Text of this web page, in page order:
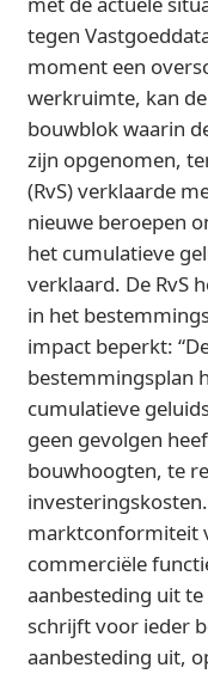
tegen
moment een
werkruimte, kan
bouwblok waarin
zijn opgenomen,
(RvS) verklaarde
nieuwe beroepen
het cumulatieve
verklaard. De RvS
in het
impact beperkt:
bestemmingsplan
cumulatieve
geen gevolgen
bouwhoogten, te
marktconformiteit
commerciële
aanbesteding uit
schrijft voor ieder
aanbesteding uit,